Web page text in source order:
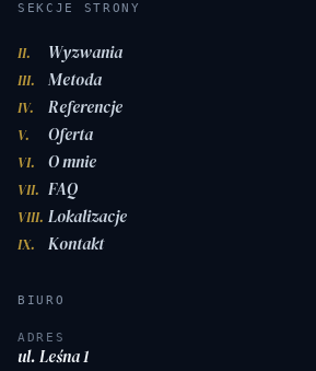
SEKCJE STRONY
II. Wyzwania
III. Metoda
IV. Referencje
V. Oferta
VI. O mnie
VII. FAQ
VIII. Lokalizacje
IX. Kontakt
BIURO
ADRES
ul. Leśna 1